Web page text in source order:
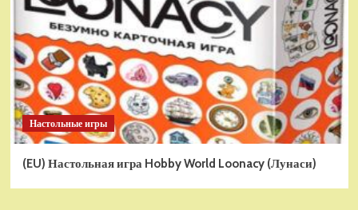
Настольные игры
(EU) Настольная игра Hobby World Loonacy (Лунаси)